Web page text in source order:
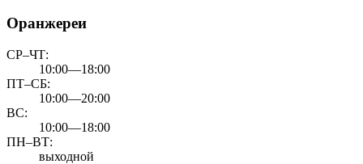
Оранжереи
СР–ЧТ:
10:00—18:00
ПТ–СБ:
10:00—20:00
ВС:
10:00—18:00
ПН–ВТ:
выходной